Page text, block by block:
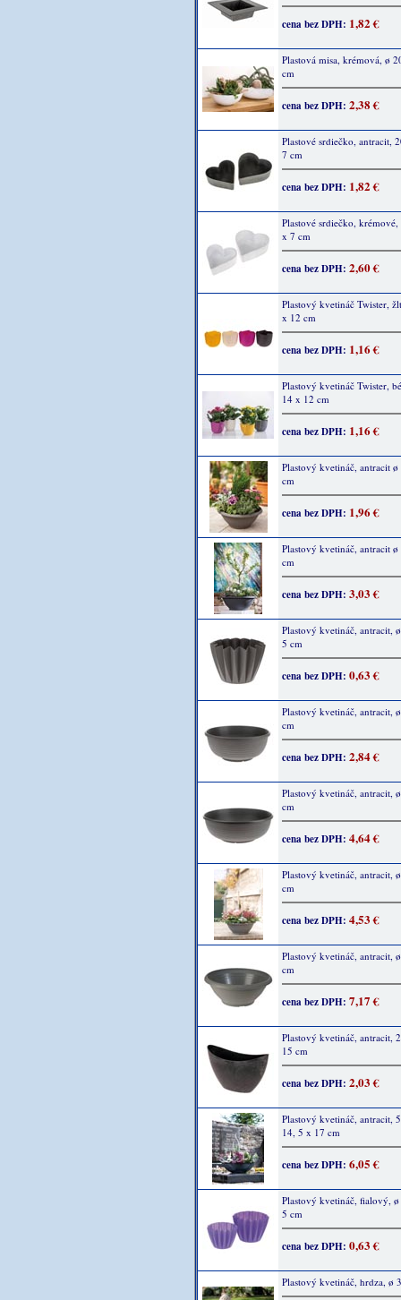
cena bez DPH: 1,82 €
Plastová misa, krémová, ø
cm
cena bez DPH: 2,38 €
Plastové srdiečko, antracit,
7 cm
cena bez DPH: 1,82 €
Plastové srdiečko,
x 7 cm
cena bez DPH: 2,60 €
Plastový kvetináč Twister,
x 12 cm
cena bez DPH: 1,16 €
Plastový kvetináč Twister,
14 x 12 cm
cena bez DPH: 1,16 €
Plastový kvetináč, antracit
cm
cena bez DPH: 1,96 €
Plastový kvetináč, antracit
cm
cena bez DPH: 3,03 €
Plastový kvetináč, antracit,
5 cm
cena bez DPH: 0,63 €
Plastový kvetináč, antracit,
cm
cena bez DPH: 2,84 €
Plastový kvetináč, antracit,
cm
cena bez DPH: 4,64 €
Plastový kvetináč, antracit,
cm
cena bez DPH: 4,53 €
Plastový kvetináč, antracit,
cm
cena bez DPH: 7,17 €
Plastový kvetináč, antracit,
15 cm
cena bez DPH: 2,03 €
Plastový kvetináč, antracit,
14, 5 x 17 cm
cena bez DPH: 6,05 €
Plastový kvetináč, fialový,
5 cm
cena bez DPH: 0,63 €
Plastový kvetináč, hrdza, ø